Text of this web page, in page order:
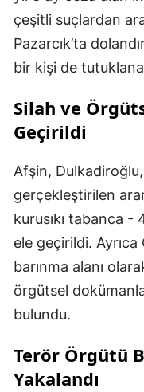
çeşitli suçlardan
Pazarcık’ta
bir kişi de
Silah ve
Geçirildi
Afşin,
gerçekleştirilen
kurusıkı tabanca -
ele geçirildi.
barınma alanı
örgütsel
bulundu.
Terör Örgütü
Yakalandı